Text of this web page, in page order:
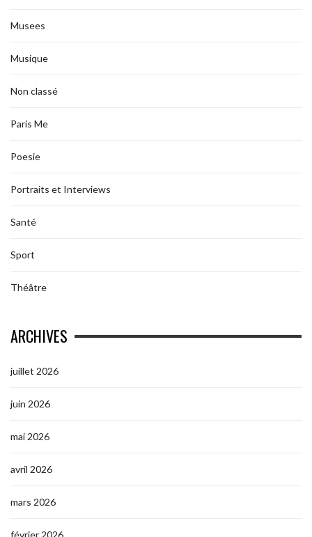
Musees
Musique
Non classé
Paris Me
Poesie
Portraits et Interviews
Santé
Sport
Théâtre
ARCHIVES
juillet 2026
juin 2026
mai 2026
avril 2026
mars 2026